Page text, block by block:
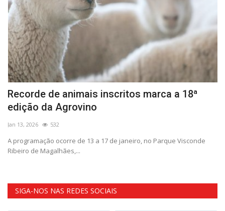
Recorde de animais inscritos marca a 18ª
edição da Agrovino
Jan 13, 2026 532
A programação ocorre de 13 a 17 de janeiro, no Parque Visconde
Ribeiro de Magalhães,...
SIGA-NOS NAS REDES SOCIAIS